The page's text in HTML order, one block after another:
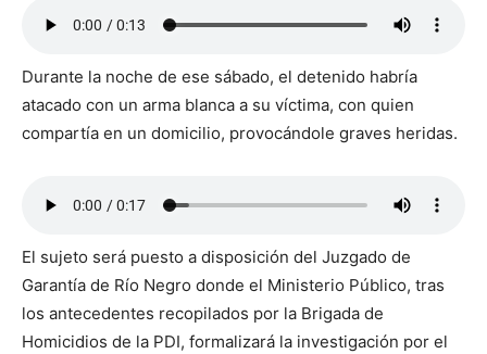
Durante la noche de ese sábado, el detenido habría
atacado con un arma blanca a su víctima, con quien
compartía en un domicilio, provocándole graves heridas.
El sujeto será puesto a disposición del Juzgado de
Garantía de Río Negro donde el Ministerio Público, tras
los antecedentes recopilados por la Brigada de
Homicidios de la PDI, formalizará la investigación por el